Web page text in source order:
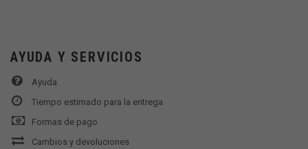
AYUDA Y SERVICIOS
Ayuda
Tiempo estimado para la entrega
Formas de pago
Cambios y devoluciones